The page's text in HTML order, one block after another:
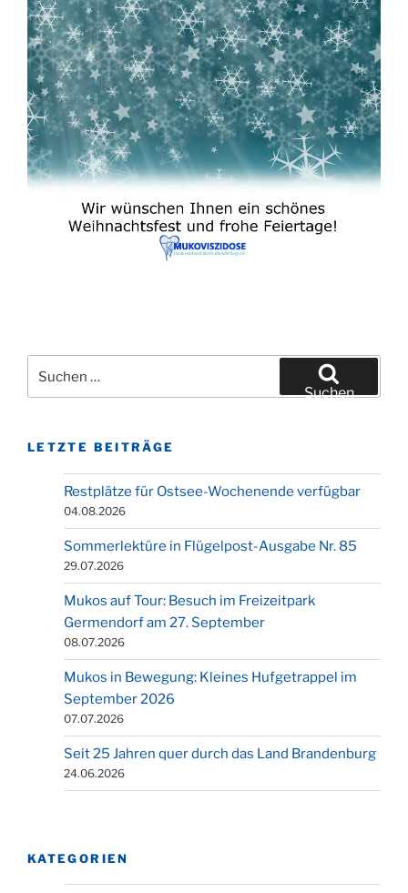
nach:
Suchen
LETZTE BEITRÄGE
Restplätze für Ostsee-Wochenende verfügbar
04.08.2026
Sommerlektüre in Flügelpost-Ausgabe Nr. 85
29.07.2026
Mukos auf Tour: Besuch im Freizeitpark
Germendorf am 27. September
08.07.2026
Mukos in Bewegung: Kleines Hufgetrappel im
September 2026
07.07.2026
Seit 25 Jahren quer durch das Land Brandenburg
24.06.2026
KATEGORIEN